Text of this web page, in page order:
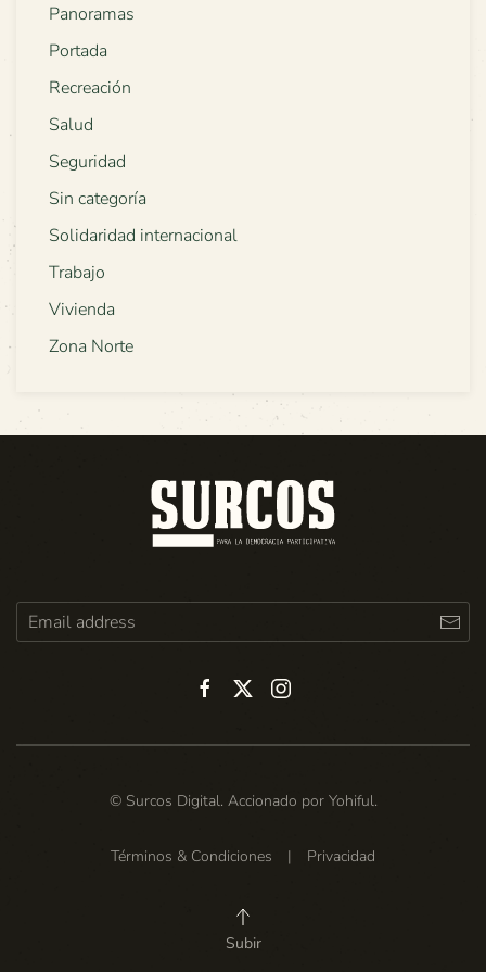
Panoramas
Portada
Recreación
Salud
Seguridad
Sin categoría
Solidaridad internacional
Trabajo
Vivienda
Zona Norte
© Surcos Digital. Accionado por Yohiful.
Términos & Condiciones | Privacidad
Subir